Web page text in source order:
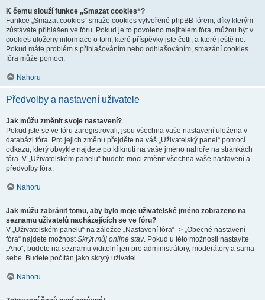
K čemu slouží funkce „Smazat cookies“?
Funkce „Smazat cookies“ smaže cookies vytvořené phpBB fórem, díky kterým
zůstáváte přihlášen ve fóru. Pokud je to povoleno majitelem fóra, můžou být v
cookies uloženy informace o tom, které příspěvky jste četli, a které ještě ne.
Pokud máte problém s přihlašováním nebo odhlašováním, smazání cookies
fóra může pomoci.
Nahoru
Předvolby a nastavení uživatele
Jak můžu změnit svoje nastavení?
Pokud jste se ve fóru zaregistrovali, jsou všechna vaše nastavení uložena v
databázi fóra. Pro jejich změnu přejděte na váš „Uživatelský panel“ pomocí
odkazu, který obvykle najdete po kliknutí na vaše jméno nahoře na stránkách
fóra. V „Uživatelském panelu“ budete moci změnit všechna vaše nastavení a
předvolby fóra.
Nahoru
Jak můžu zabránit tomu, aby bylo moje uživatelské jméno zobrazeno na
seznamu uživatelů nacházejících se ve fóru?
V „Uživatelském panelu“ na záložce „Nastavení fóra“ -> „Obecné nastavení
fóra“ najdete možnostSkrýt můj online stav. Pokud u této možnosti nastavíte
„Ano“, budete na seznamu viditelní jen pro administrátory, moderátory a sama
sebe. Budete počítán jako skrytý uživatel.
Nahoru